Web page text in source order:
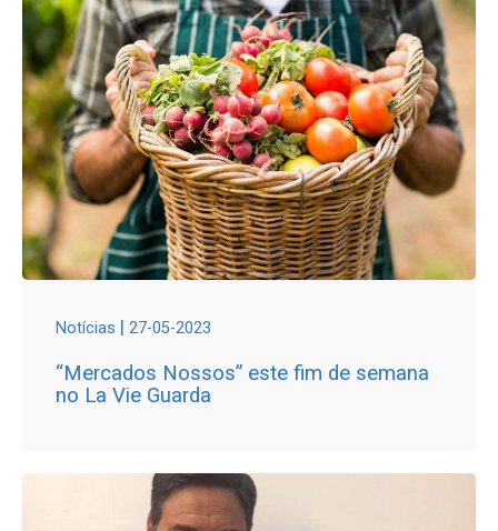
Notícias | 27-05-2023
“Mercados Nossos” este fim de semana
no La Vie Guarda